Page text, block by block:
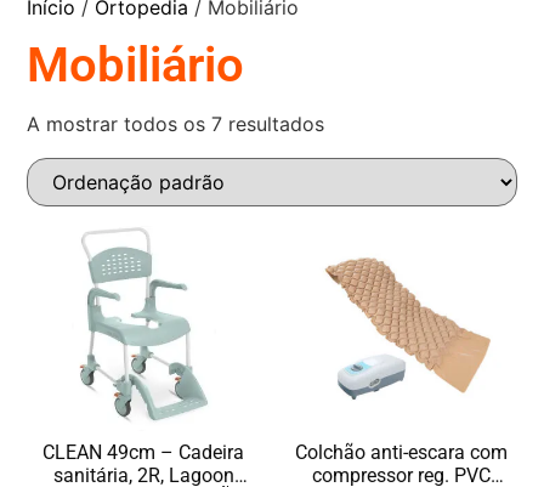
Início / Ortopedia / Mobiliário
Mobiliário
A mostrar todos os 7 resultados
CLEAN 49cm – Cadeira
sanitária, 2R, Lagoon
Colchão anti-escara com
compressor reg. PVC